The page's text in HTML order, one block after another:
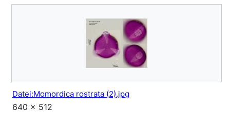
Datei:Momordica rostrata (2).jpg
640 × 512